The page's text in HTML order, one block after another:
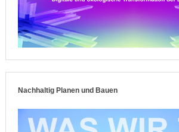
Nachhaltig Planen und Bauen